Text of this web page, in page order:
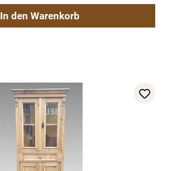
In den Warenkorb